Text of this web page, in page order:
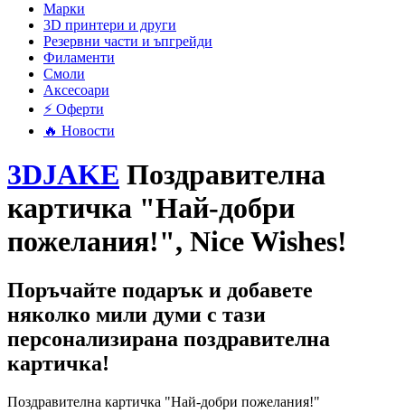
Mарки
3D принтери и други
Резервни части и ъпгрейди
Филаменти
Смоли
Аксесоари
⚡ Оферти
🔥 Новости
3DJAKE Поздравителна
картичка "Най-добри
пожелания!", Nice Wishes!
Поръчайте подарък и добавете
няколко мили думи с тази
персонализирана поздравителна
картичка!
Поздравителна картичка "Най-добри пожелания!"